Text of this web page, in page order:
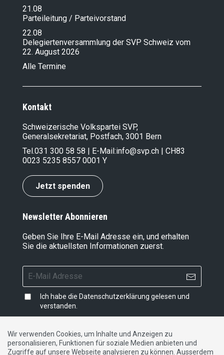
21.08
Parteileitung / Parteivorstand
22.08
Delegiertenversammlung der SVP Schweiz vom
22. August 2026
Alle Termine
Kontakt
Schweizerische Volkspartei SVP,
Generalsekretariat, Postfach, 3001 Bern
Tel.031 300 58 58 | E-Mail:info@svp.ch | CH83
0023 5235 8557 0001 Y
Jetzt spenden
Newsletter Abonnieren
Geben Sie Ihre E-Mail Adresse ein, und erhalten
Sie die aktuellsten Informationen zuerst.
Ich habe die Datenschutzerklärung gelesen und
verstanden.
Impressum|Datenschutzerklärung|Kontakt
Wir verwenden Cookies, um Inhalte und Anzeigen zu
personalisieren, Funktionen für soziale Medien anbieten und
Zugriffe auf unsere Webseite analysieren zu können. Ausserdem